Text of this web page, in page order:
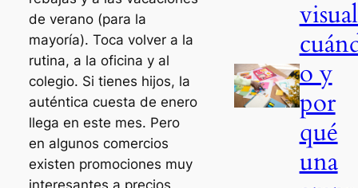
de verano (para la
mayoría). Toca volver a la
rutina, a la oficina y al
colegio. Si tienes hijos, la
auténtica cuesta de enero
llega en este mes. Pero
en algunos comercios
existen promociones muy
interesantes a precios
o y
por
qué
una